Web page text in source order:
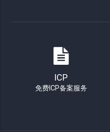
ICP
免费ICP备案服务